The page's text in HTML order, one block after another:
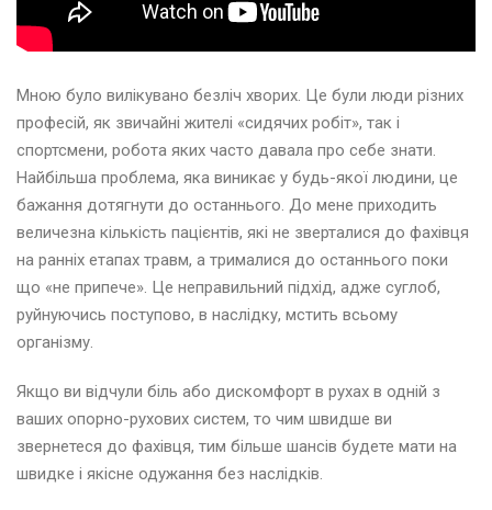
Мною було вилікувано безліч хворих. Це були люди різних
професій, як звичайні жителі «сидячих робіт», так і
спортсмени, робота яких часто давала про себе знати.
Найбільша проблема, яка виникає у будь-якої людини, це
бажання дотягнути до останнього. До мене приходить
величезна кількість пацієнтів, які не зверталися до фахівця
на ранніх етапах травм, а трималися до останнього поки
що «не припече». Це неправильний підхід, адже суглоб,
руйнуючись поступово, в наслідку, мстить всьому
організму.
Якщо ви відчули біль або дискомфорт в рухах в одній з
ваших опорно-рухових систем, то чим швидше ви
звернетеся до фахівця, тим більше шансів будете мати на
швидке і якісне одужання без наслідків.